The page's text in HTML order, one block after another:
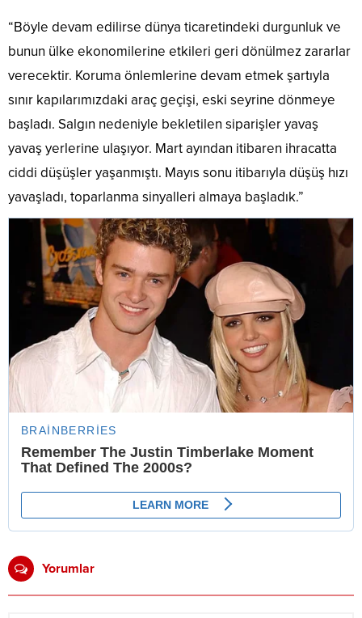
“Böyle devam edilirse dünya ticaretindeki durgunluk ve
bunun ülke ekonomilerine etkileri geri dönülmez zararlar
verecektir. Koruma önlemlerine devam etmek şartıyla
sınır kapılarımızdaki araç geçişi, eski seyrine dönmeye
başladı. Salgın nedeniyle bekletilen siparişler yavaş
yavaş yerlerine ulaşıyor. Mart ayından itibaren ihracatta
ciddi düşüşler yaşanmıştı. Mayıs sonu itibarıyla düşüş hızı
yavaşladı, toparlanma sinyalleri almaya başladık.”
Yorumlar